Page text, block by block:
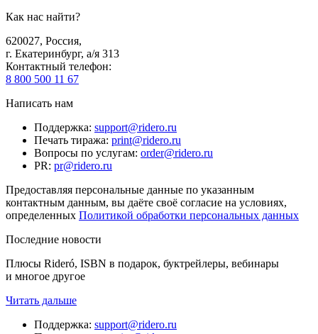
Как нас найти?
620027, Россия,
г. Екатеринбург, а/я 313
Контактный телефон:
8 800 500 11 67
Написать нам
Поддержка: support@ridero.ru
Печать тиража: print@ridero.ru
Вопросы по услугам: order@ridero.ru
PR: pr@ridero.ru
Предоставляя персональные данные по указанным
контактным данным, вы даёте своё согласие на условиях,
определенных Политикой обработки персональных данных
Последние новости
Плюсы Rideró, ISBN в подарок, буктрейлеры, вебинары
и многое другое
Читать дальше
Поддержка: support@ridero.ru